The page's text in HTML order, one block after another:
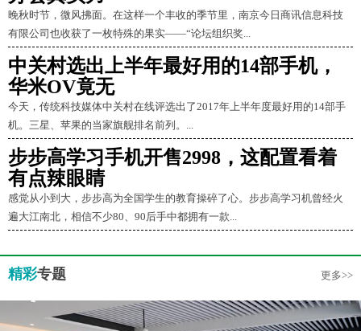
晚秋时节，微风拂面。在这样一个丰收的季节里，南京今日商讯信息科技
有限公司也收获了一枚特殊的果实——“论坛组织奖...
中关村选出上半年最好用的14部手机，
华米OV竟无
今天，传统科技媒体中关村在线评选出了2017年上半年度最好用的14部手
机。三星、苹果的当家旗舰排名前列。...
步步高学习手机开售2998，这配置看着
有点辣眼睛
感觉从小到大，步步高为全国学生的教育操碎了心。步步高学习机曾经火
遍大江南北，相信不少80、90后手中都拥有一款...
精彩专题 更多>>